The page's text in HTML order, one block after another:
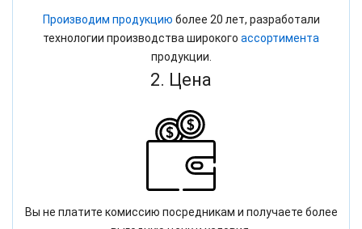
Производим продукцию более 20 лет, разработали
технологии производства широкого ассортимента
продукции.
2. Цена
Вы не платите комиссию посредникам и получаете более